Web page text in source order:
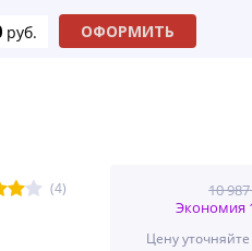
руб. ОФОРМИТЬ
(4)
10
Экономия
Цену